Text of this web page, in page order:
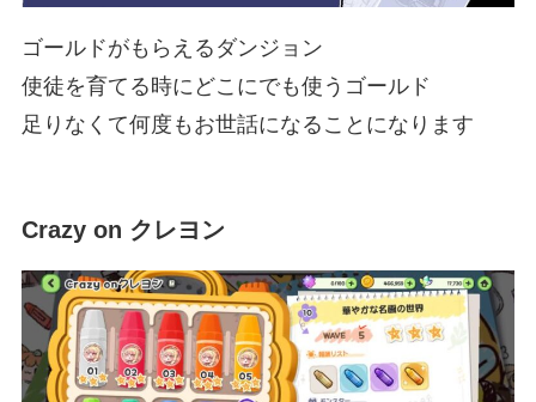
ゴールドがもらえるダンジョン
使徒を育てる時にどこにでも使うゴールド
足りなくて何度もお世話になることになります
Crazy on クレヨン